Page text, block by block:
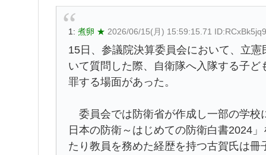
1: 煮卵 ★ 2026/06/15(月) 15:59:15.71 ID:RCxBk5jq9
15日、参議院決算委員会において、立
いて質問した際、自衛隊へ入隊する子
罪する場面があった。
委員会では防衛省が作成し一部の学校
日本の防衛～はじめての防衛白書2024
たり教員を務めた経歴を持つ古賀氏は